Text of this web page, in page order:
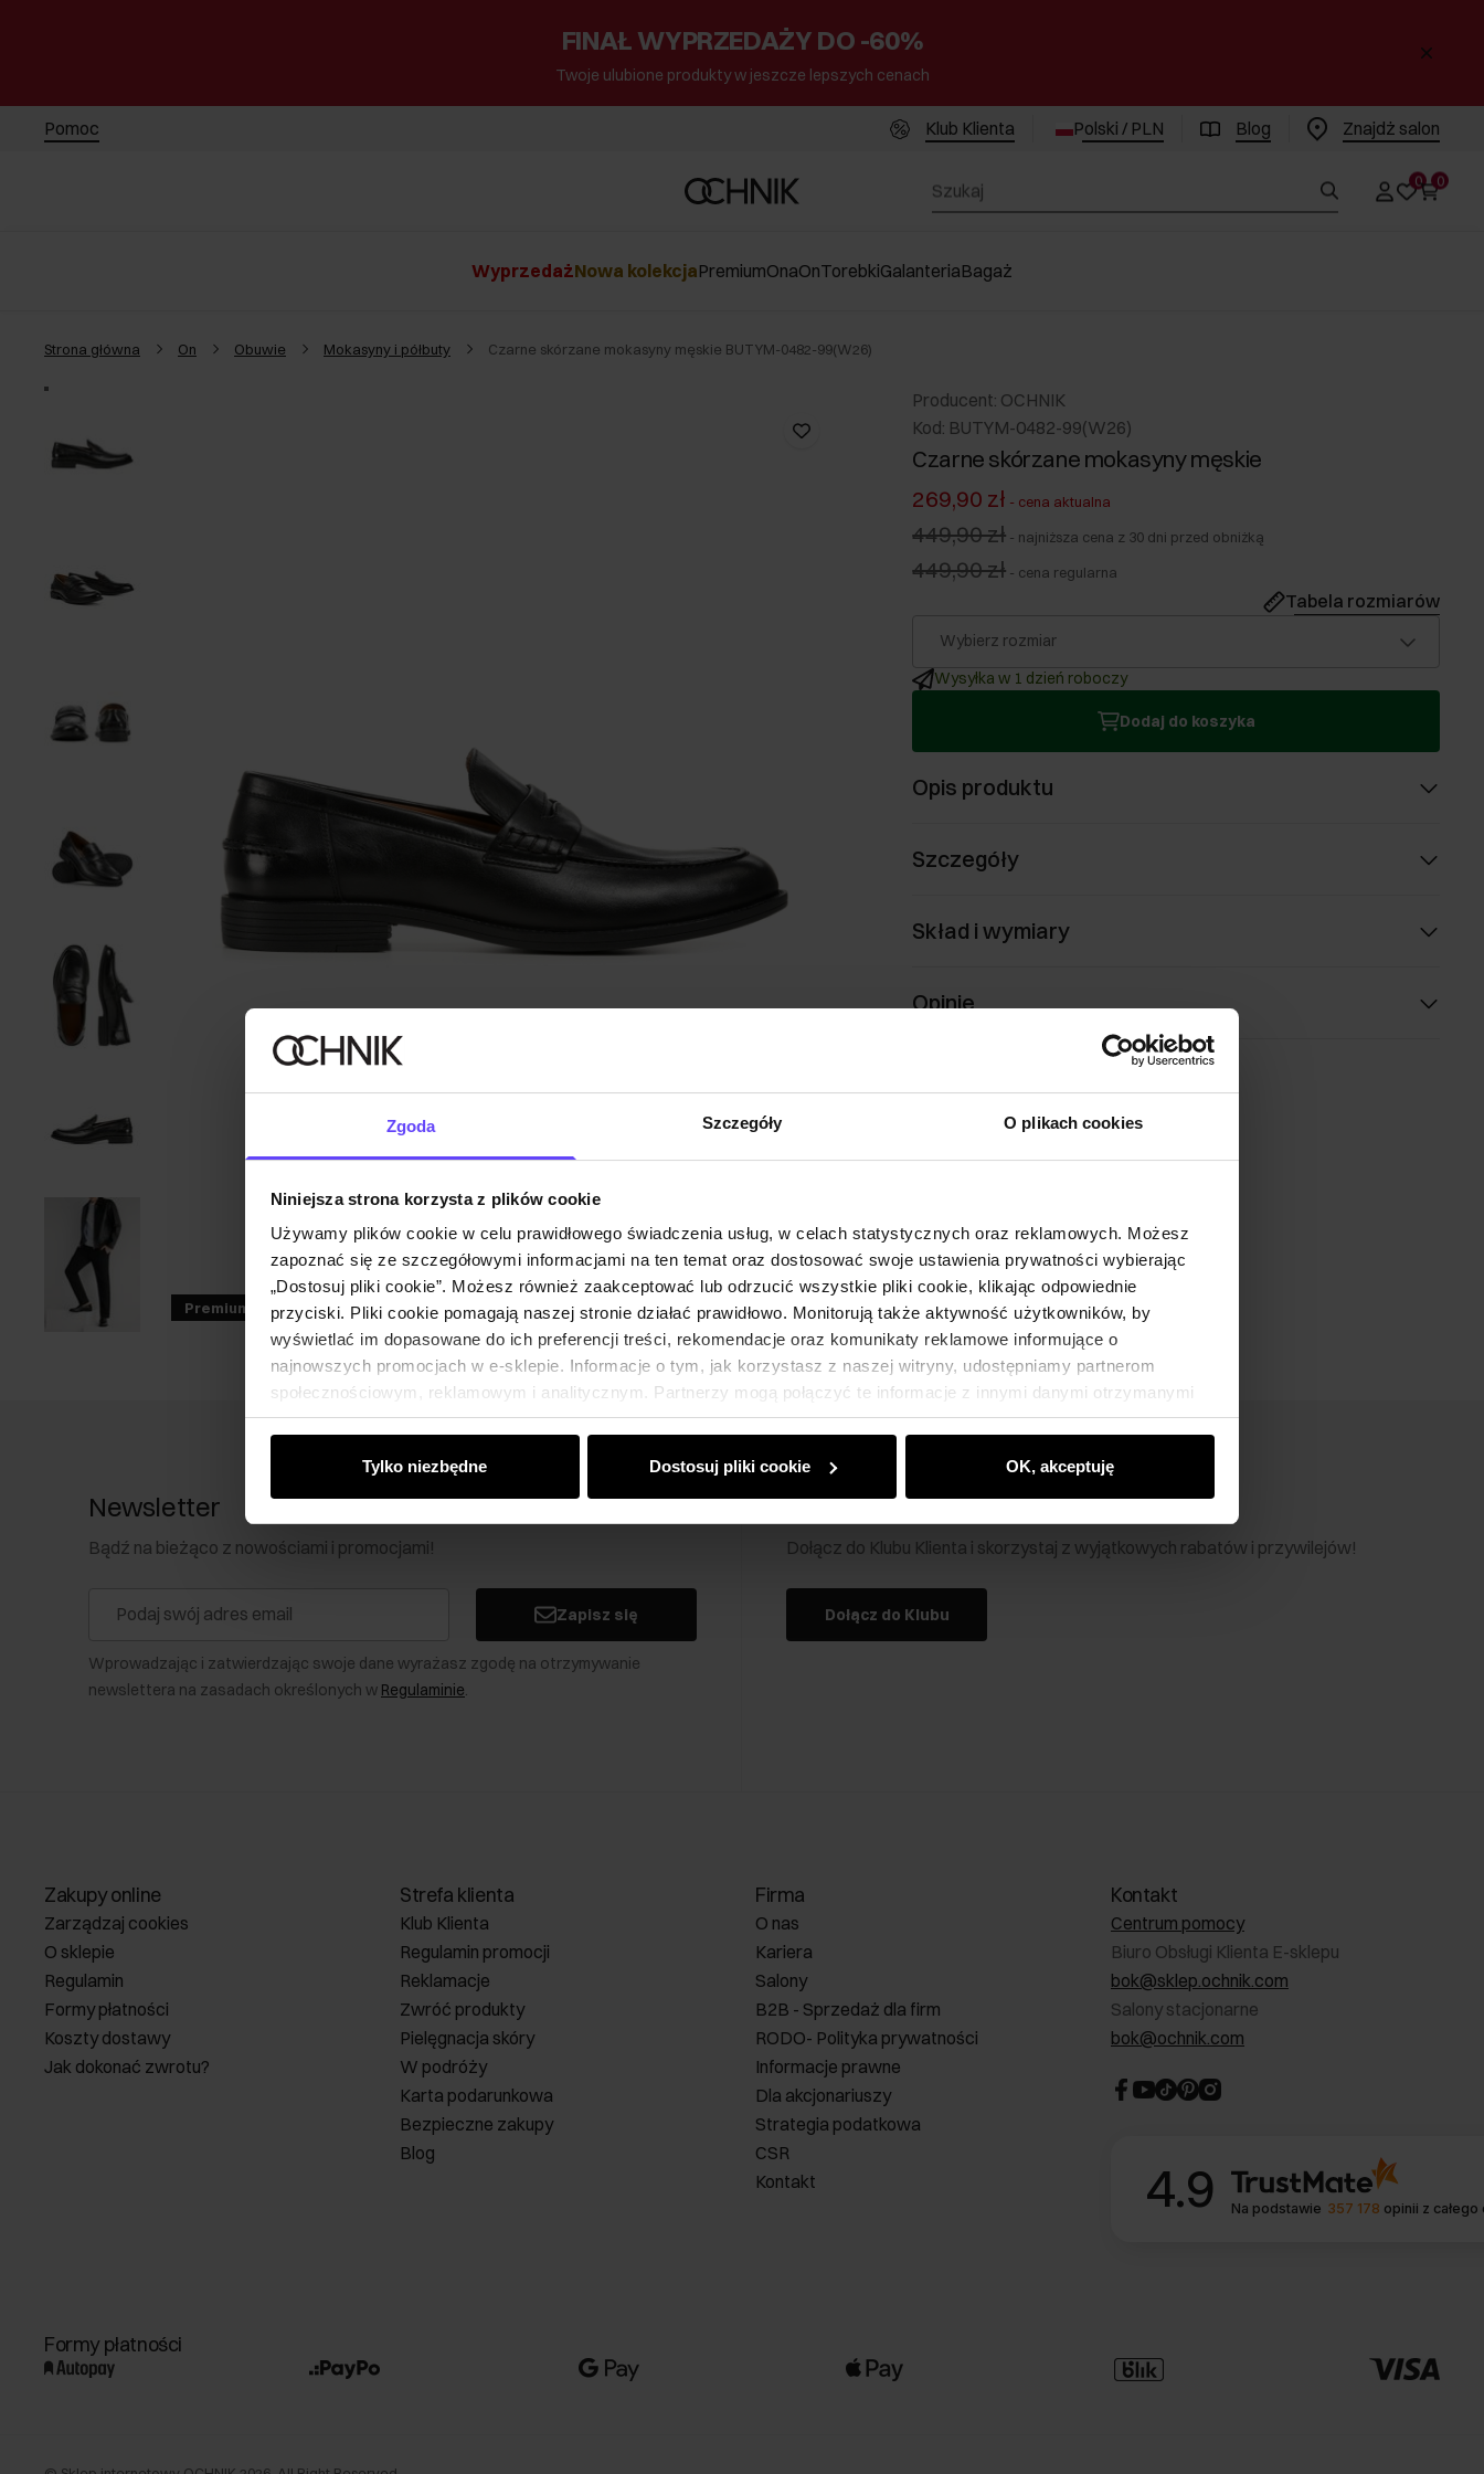
Zgoda Szczegóły O plikach cookies
Niniejsza strona korzysta z plików cookie
Używamy plików cookie w celu prawidłowego świadczenia usług, w celach statystycznych oraz reklamowych. Możesz
zapoznać się ze szczegółowymi informacjami na ten temat oraz dostosować swoje ustawienia prywatności wybierając
„Dostosuj pliki cookie”. Możesz również zaakceptować lub odrzucić wszystkie pliki cookie, klikając odpowiednie
przyciski. Pliki cookie pomagają naszej stronie działać prawidłowo. Monitorują także aktywność użytkowników, by
wyświetlać im dopasowane do ich preferencji treści, rekomendacje oraz komunikaty reklamowe informujące o
najnowszych promocjach w e-sklepie. Informacje o tym, jak korzystasz z naszej witryny, udostępniamy partnerom
społecznościowym, reklamowym i analitycznym. Partnerzy mogą połączyć te informacje z innymi danymi otrzymanymi
od Ciebie lub uzyskanymi podczas korzystania z ich usług.
Tylko niezbędne Dostosuj pliki cookie OK, akceptuję
FINAŁ WYPRZEDAŻY DO -60%
Twoje ulubione produkty w jeszcze lepszych cenach
Pomoc Klub Klienta Polski / PLN Blog Znajdż salon
0 0
WyprzedażNowa kolekcjaPremiumOnaOnTorebkiGalanteriaBagaż
Strona główna On Obuwie Mokasyny i półbuty Czarne skórzane mokasyny męskie BUTYM-0482-99(W26)
Premium
Producent: OCHNIK
Kod: BUTYM-0482-99(W26)
Czarne skórzane mokasyny męskie
269,90 zł - cena aktualna
449,90 zł - najniższa cena z 30 dni przed obniżką
449,90 zł - cena regularna
Tabela rozmiarów
Wybierz rozmiar
Wysyłka w 1 dzień roboczy
Dodaj do koszyka
Opis produktu
Szczegóły
Skład i wymiary
Opinie
Newsletter
Bądź na bieżąco z nowościami i promocjami!
Zapisz się
Wprowadzając i zatwierdzając swoje dane wyrażasz zgodę na otrzymywanie
newslettera na zasadach określonych w Regulaminie.
Klub Klienta Ochnik
Dołącz do Klubu Klienta i skorzystaj z wyjątkowych rabatów i przywilejów!
Dołącz do Klubu
Zakupy online
Zarządzaj cookies
O sklepie
Regulamin
Formy płatności
Koszty dostawy
Jak dokonać zwrotu?
Strefa klienta
Klub Klienta
Regulamin promocji
Reklamacje
Zwróć produkty
Pielęgnacja skóry
W podróży
Karta podarunkowa
Bezpieczne zakupy
Blog
Firma
O nas
Kariera
Salony
B2B - Sprzedaż dla firm
RODO- Polityka prywatności
Informacje prawne
Dla akcjonariuszy
Strategia podatkowa
CSR
Kontakt
Kontakt
Centrum pomocy
Biuro Obsługi Klienta E-sklepu
bok@sklep.ochnik.com
Salony stacjonarne
bok@ochnik.com
4.9 Na podstawie 357 178 opinii z
Formy płatności